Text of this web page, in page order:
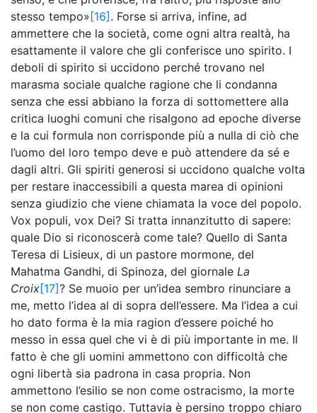
stesso tempo»[16]. Forse si arriva, infine, ad
ammettere che la società, come ogni altra realtà, ha
esattamente il valore che gli conferisce uno spirito. I
deboli di spirito si uccidono perché trovano nel
marasma sociale qualche ragione che li condanna
senza che essi abbiano la forza di sottomettere alla
critica luoghi comuni che risalgono ad epoche diverse
e la cui formula non corrisponde più a nulla di ciò che
l’uomo del loro tempo deve e può attendere da sé e
dagli altri. Gli spiriti generosi si uccidono qualche volta
per restare inaccessibili a questa marea di opinioni
senza giudizio che viene chiamata la voce del popolo.
Vox populi, vox Dei? Si tratta innanzitutto di sapere:
quale Dio si riconoscerà come tale? Quello di Santa
Teresa di Lisieux, di un pastore mormone, del
Mahatma Gandhi, di Spinoza, del giornale La
Croix[17]? Se muoio per un’idea sembro rinunciare a
me, metto l’idea al di sopra dell’essere. Ma l’idea a cui
ho dato forma è la mia ragion d’essere poiché ho
messo in essa quel che vi è di più importante in me. Il
fatto è che gli uomini ammettono con difficoltà che
ogni libertà sia padrona in casa propria. Non
ammettono l’esilio se non come ostracismo, la morte
se non come castigo. Tuttavia è persino troppo chiaro